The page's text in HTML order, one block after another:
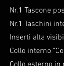
Nr.1 Tascone
Nr.1 Taschini
Inserti alta
Collo interno